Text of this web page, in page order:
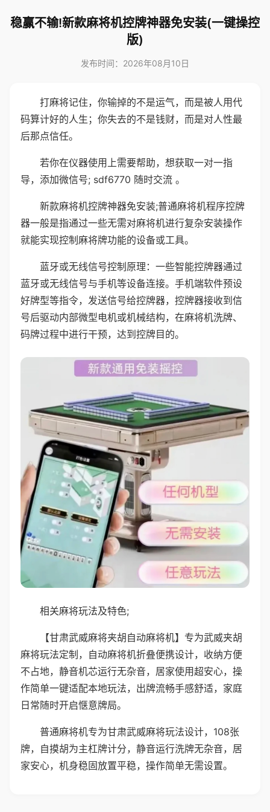
稳赢不输!新款麻将机控牌神器免安装(一键操控
版)
发布时间：2026年08月10日
打麻将记住，你输掉的不是运气，而是被人用代
码算计好的人生；你失去的不是钱财，而是对人性最
后那点信任。
若你在仪器使用上需要帮助，想获取一对一指
导，添加微信号; sdf6770 随时交流 。
新款麻将机控牌神器免安装;普通麻将机程序控牌
器一般是指通过一些无需对麻将机进行复杂安装操作
就能实现控制麻将牌功能的设备或工具。
蓝牙或无线信号控制原理：一些智能控牌器通过
蓝牙或无线信号与手机等设备连接。手机端软件预设
好牌型等指令，发送信号给控牌器，控牌器接收到信
号后驱动内部微型电机或机械结构，在麻将机洗牌、
码牌过程中进行干预，达到控牌目的。
相关麻将玩法及特色;
【甘肃武威麻将夹胡自动麻将机】专为武威夹胡
麻将玩法定制，自动麻将机折叠便携设计，收纳方便
不占地，静音机芯运行无杂音，居家使用超安心，操
作简单一键适配本地玩法，出牌流畅手感舒适，家庭
日常随时开启惬意牌局。
普通麻将机专为甘肃武威麻将玩法设计，108张
牌，自摸胡为主杠牌计分，静音运行洗牌无杂音，居
家安心，机身稳固放置平稳，操作简单无需设置。